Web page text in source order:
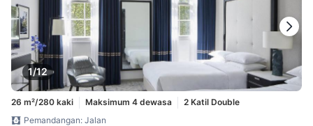
1/12
26 m²/280 kaki Maksimum 4 dewasa
2 Katil Double
Pemandangan: Jalan